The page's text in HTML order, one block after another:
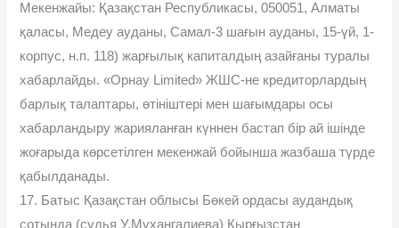
Мекенжайы: Қазақстан Республикасы, 050051, Алматы
қаласы, Медеу ауданы, Самал-3 шағын ауданы, 15-үй, 1-
корпус, н.п. 118) жарғылық капиталдың азайғаны туралы
хабарлайды. «Орнау Limited» ЖШС-не кредиторлардың
барлық талаптары, өтініштері мен шағымдары осы
хабарландыру жарияланған күннен бастап бір ай ішінде
жоғарыда көрсетілген мекенжай бойынша жазбаша түрде
қабылданады.
17. Батыс Қазақстан облысы Бөкей ордасы аудандық
сотында (судья У.Мухангалиева) Қырғызстан